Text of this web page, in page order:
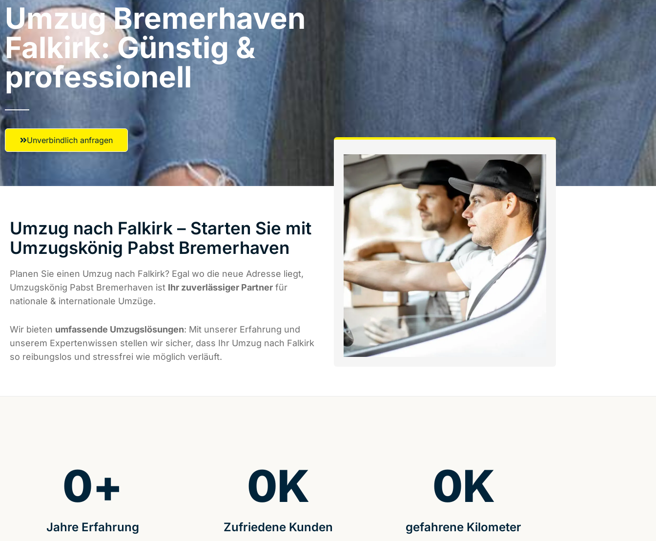
Umzug Bremerhaven​
Falkirk: Günstig &
professionell​
Unverbindlich anfragen
Umzug nach Falkirk – Starten Sie mit
Umzugskönig Pabst Bremerhaven
Planen Sie einen Umzug nach Falkirk? Egal wo die neue Adresse liegt,
Umzugskönig Pabst Bremerhaven ist Ihr zuverlässiger Partner für
nationale & internationale Umzüge.
Wir bieten umfassende Umzugslösungen: Mit unserer Erfahrung und
unserem Expertenwissen stellen wir sicher, dass Ihr Umzug nach Falkirk
so reibungslos und stressfrei wie möglich verläuft.
Jahre Erfahrung
0+
Zufriedene Kunden
0K
gefahrene Kilometer
0K